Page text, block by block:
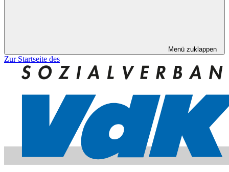
Menü zuklappen
Zur Startseite des